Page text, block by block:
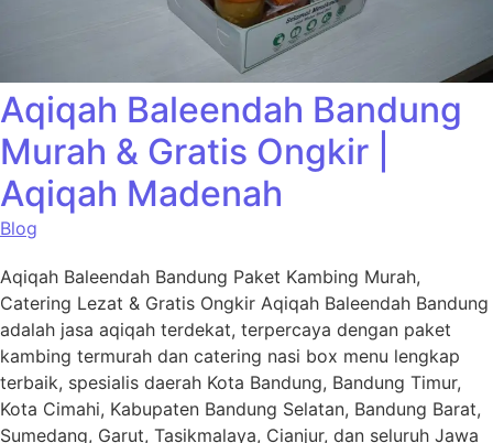
Aqiqah Baleendah Bandung
Murah & Gratis Ongkir |
Aqiqah Madenah
Blog
Aqiqah Baleendah Bandung Paket Kambing Murah,
Catering Lezat & Gratis Ongkir Aqiqah Baleendah Bandung
adalah jasa aqiqah terdekat, terpercaya dengan paket
kambing termurah dan catering nasi box menu lengkap
terbaik, spesialis daerah Kota Bandung, Bandung Timur,
Kota Cimahi, Kabupaten Bandung Selatan, Bandung Barat,
Sumedang, Garut, Tasikmalaya, Cianjur, dan seluruh Jawa